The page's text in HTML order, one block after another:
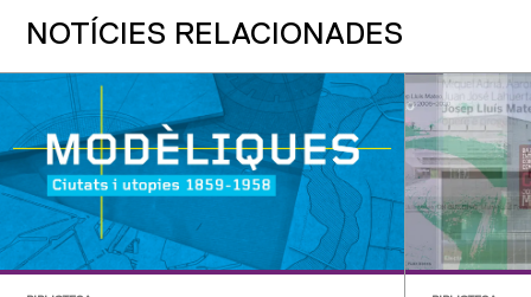
NOTÍCIES RELACIONADES